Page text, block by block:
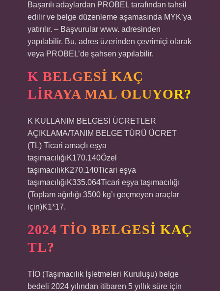
Başarılı adaylardan PROBEL tarafından tahsil
edilir ve belge düzenleme aşamasında MYK’ya
yatırılır. – Başvurular www. adresinden
yapılabilir. Bu, adres üzerinden çevrimiçi olarak
veya PROBEL’de şahsen yapılabilir.
K BELGESI KAÇ
LIRAYA MAL OLUYOR?
K KULLANIM BELGESİ ÜCRETLER
AÇIKLAMA/TANIM BELGE TÜRÜ ÜCRET
(TL) Ticari amaçlı eşya
taşımacılığıK170.140Özel
taşımacılıkK270.140Ticari eşya
taşımacılığıK335.064Ticari eşya taşımacılığı
(Toplam ağırlığı 3500 kg’ı geçmeyen araçlar
için)K1*17.
2024 TIO BELGESI KAÇ
TL?
TİO (Taşımacılık İşletmeleri Kuruluşu) belge
bedeli 2024 yılından itibaren 5 yıllık süre için